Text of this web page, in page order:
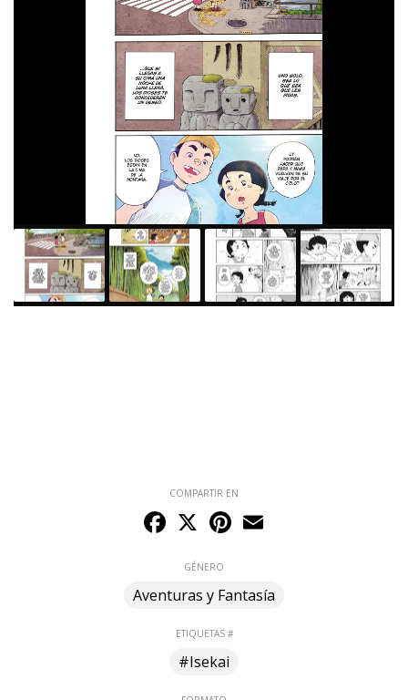
COMPARTIR EN
Facebook
X Pinterest
GÉNERO
Aventuras y Fantasía
ETIQUETAS #
#Isekai